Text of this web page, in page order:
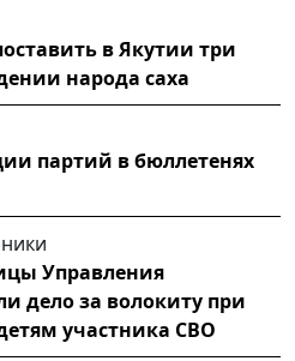
в Якутии три
народа саха
партий в бюллетенях
Управления
дело за волокиту при
участника СВО